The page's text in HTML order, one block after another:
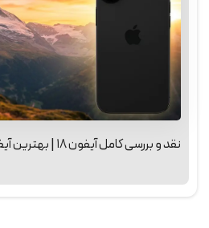
نقد و بررسی کامل آیفون ۱۸ | بهترین آیفون تاریخ؟